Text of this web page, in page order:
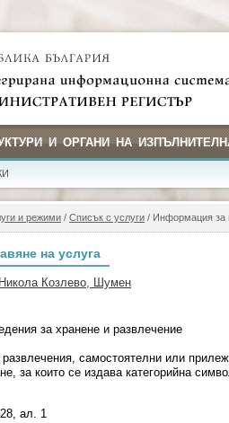
И ОРГАНИ НА
и режими / Списък с услуги / Информация за
на услуга
Козлево, Шумен
за хранене и развлечение
самостоятелни или
за които се издава категорийна
ал. 1